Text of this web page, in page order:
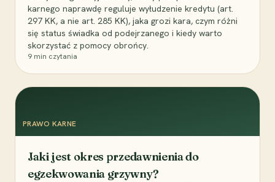
karnego naprawdę reguluje wyłudzenie kredytu (art.
297 KK, a nie art. 285 KK), jaka grozi kara, czym różni
się status świadka od podejrzanego i kiedy warto
skorzystać z pomocy obrońcy.
9 min czytania
PRAWO KARNE
Jaki jest okres przedawnienia do
egzekwowania grzywny?